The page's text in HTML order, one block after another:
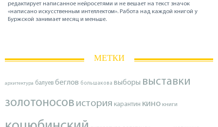
редактирует написанное нейросетями и не вешает на текст значок
«написано искусственным интеллектом». Работа над каждой книгой у
Буржской занимает месяц и меньше.
МЕТКИ
архитектура балуев беглов большакова выборы выставки
золотоносов история карантин кино книги